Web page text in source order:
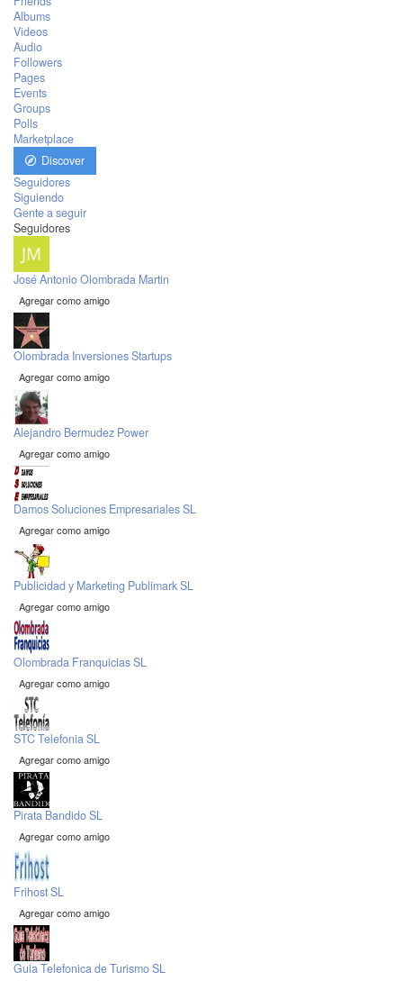
Albums
Videos
Audio
Followers
Pages
Events
Groups
Polls
Marketplace
Discover
Seguidores
Siguiendo
Gente a seguir
Seguidores
José Antonio Olombrada Martin
Agregar como amigo
Olombrada Inversiones Startups
Agregar como amigo
Alejandro Bermudez Power
Agregar como amigo
Damos Soluciones Empresariales SL
Agregar como amigo
Publicidad y Marketing Publimark SL
Agregar como amigo
Olombrada Franquicias SL
Agregar como amigo
STC Telefonia SL
Agregar como amigo
Pirata Bandido SL
Agregar como amigo
Frihost SL
Agregar como amigo
Guia Telefonica de Turismo SL